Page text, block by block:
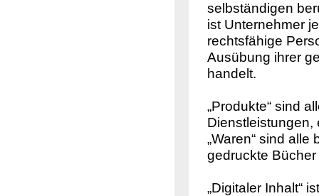
selbständigen
ist Unternehmer
rechtsfähige
Ausübung ihrer
handelt.
„Produkte“ sind
Dienstleistungen,
„Waren“ sind
gedruckte
„Digitaler Inhalt“